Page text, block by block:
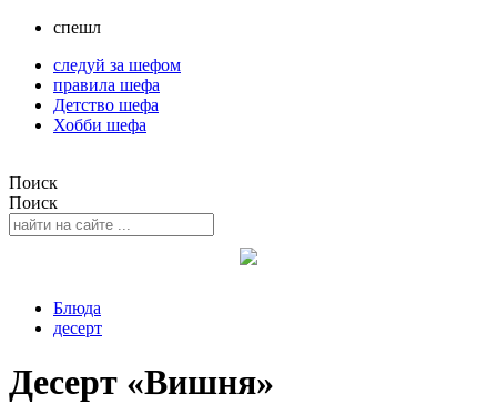
спешл
следуй за шефом
правила шефа
Детство шефа
Хобби шефа
Поиск
Поиск
Блюда
десерт
Десерт «Вишня»